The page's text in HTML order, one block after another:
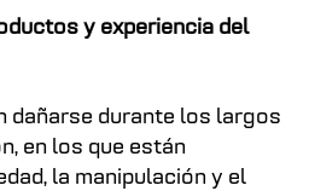
y experiencia del
dañarse durante los largos
en los que están
la manipulación y el